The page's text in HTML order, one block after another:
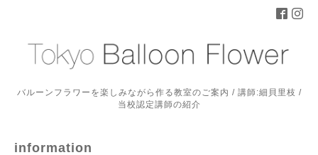
バルーンフラワーを楽しみながら作る教室のご案内 / 講師:細貝里枝 /
当校認定講師の紹介
information